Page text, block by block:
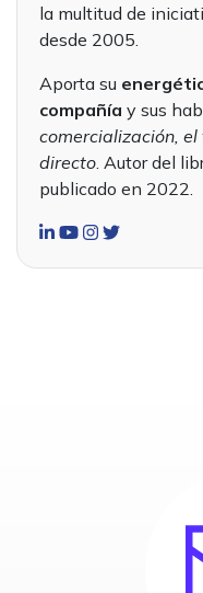
la multitud de
desde 2005.
Aporta su
compañía y sus
comercialización,
directo. Autor del
publicado en 2022.